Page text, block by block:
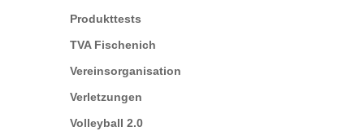
Produkttests
TVA Fischenich
Vereinsorganisation
Verletzungen
Volleyball 2.0